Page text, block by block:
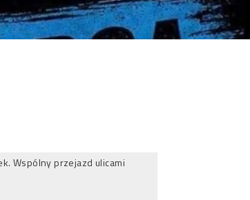
Wspólny przejazd ulicami